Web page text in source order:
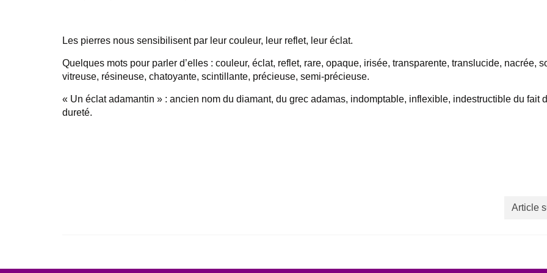
Les pierres nous sensibilisent par leur couleur, leur reflet, leur éclat.
Quelques mots pour parler d’elles : couleur, éclat, reflet, rare, opaque, irisée, transparente, translucide, nacrée,
vitreuse, résineuse, chatoyante, scintillante, précieuse, semi-précieuse.
« Un éclat adamantin » : ancien nom du diamant, du grec adamas, indomptable, inflexible, indestructible du fait
dureté.
Article